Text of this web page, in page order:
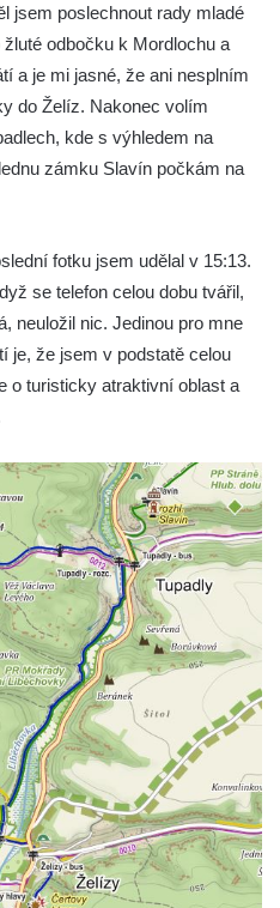
jsem poslechnout rady mladé
odbočku k Mordlochu a
a je mi jasné, že ani nesplním
do Želíz. Nakonec volím
kde s výhledem na
zámku Slavín počkám na
fotku jsem udělal v 15:13.
se telefon celou dobu tvářil,
neuložil nic. Jedinou pro mne
je, že jsem v podstatě celou
o turisticky atraktivní oblast a